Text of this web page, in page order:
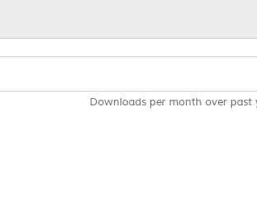
Downloads per month over past